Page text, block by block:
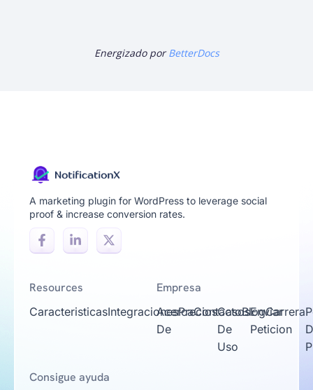
Energizado porBetterDocs
A marketing plugin for WordPress to leverage social
proof & increase conversion rates.
Resources
CaracteristicasIntegracionesPreciosCasos
De
Uso
Enviar
Peticion
Empresa
Acerca
De
ContactoBlogCarrera
Consigue ayuda